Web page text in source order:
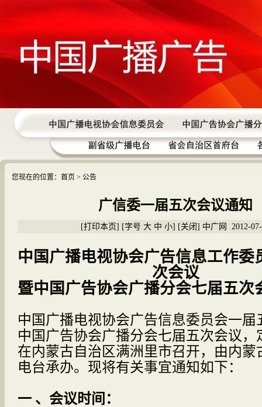
您现在的位置： 首页 > 公告
广信委一届五次会议通知
[打印本页] [字号 大 中 小] [关闭 ] 中广网 2012-
中国广播电视协会广告信息工作委
次会议
暨中国广告协会广播分会七届五次
中国广播电视协会广告信息委员会一届
中国广告协会广播分会七届五次会议，
在内蒙古自治区满洲里市召开，由内蒙
电台承办。现将有关事宜通知如下：
一 、会议时间：